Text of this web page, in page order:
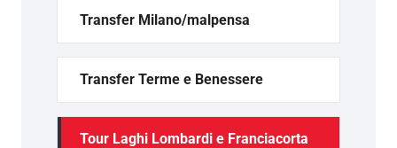
Transfer Milano/malpensa
Transfer Terme e Benessere
Tour Laghi Lombardi e Franciacorta